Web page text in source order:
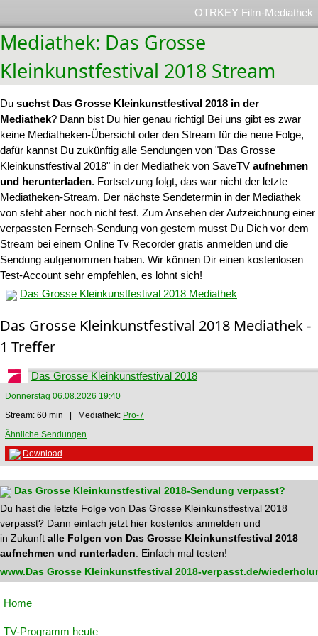
OTRKEY Film-Mediathek
Mediathek: Das Grosse
Kleinkunstfestival 2018 Stream
Du suchst Das Grosse Kleinkunstfestival 2018 in der
Mediathek? Dann bist Du hier genau richtig! Bei uns gibt es zwar
keine Mediatheken-Übersicht oder den Stream für die neue Folge,
dafür kannst Du zukünftig alle Sendungen von "Das Grosse
Kleinkunstfestival 2018" in der Mediathek von SaveTV aufnehmen
und herunterladen. Fortsetzung folgt, das war nicht der letzte
Mediatheken-Stream. Der nächste Sendetermin in der Mediathek
von steht aber noch nicht fest. Zum Ansehen der Aufzeichnung einer
verpassten Fernseh-Sendung von gestern musst Du Dich vor dem
Stream bei einem Online Tv Recorder gratis anmelden und die
Sendung aufgenommen haben. Wir können Dir einen kostenlosen
Test-Account sehr empfehlen, es lohnt sich!
Das Grosse Kleinkunstfestival 2018 Mediathek
Das Grosse Kleinkunstfestival 2018 Mediathek -
1 Treffer
Das Grosse Kleinkunstfestival 2018
Donnerstag 06.08.2026 19:40
Stream: 60 min | Mediathek: Pro-7
Ähnliche Sendungen
Download
Das Grosse Kleinkunstfestival 2018-Sendung verpasst?
Du hast die letzte Folge von Das Grosse Kleinkunstfestival 2018
verpasst? Dann einfach jetzt hier kostenlos anmelden und
in Zukunft alle Folgen von Das Grosse Kleinkunstfestival 2018
aufnehmen und runterladen . Einfach mal testen!
www.Das Grosse Kleinkunstfestival 2018-verpasst.de/
Home
TV-Programm heute